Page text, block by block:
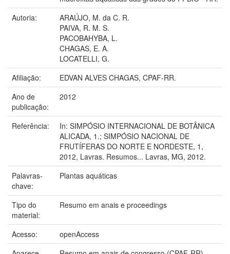
Autoria:
ARAÚJO, M. da C. R.
PAIVA, R. M. S.
PACOBAHYBA, L.
CHAGAS, E. A.
LOCATELLI, G.
Afiliação:
EDVAN ALVES CHAGAS, CPAF-RR.
Ano de
publicação:
2012
Referência:
In: SIMPÓSIO INTERNACIONAL DE BOTÂNICA
ALICADA, 1.; SIMPÓSIO NACIONAL DE
FRUTÍFERAS DO NORTE E NORDESTE, 1,
2012, Lavras. Resumos... Lavras, MG, 2012.
Palavras-
chave:
Plantas aquáticas
Tipo do
material:
Resumo em anais e proceedings
Acesso:
openAccess